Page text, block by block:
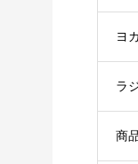
ヨ
ラ
商